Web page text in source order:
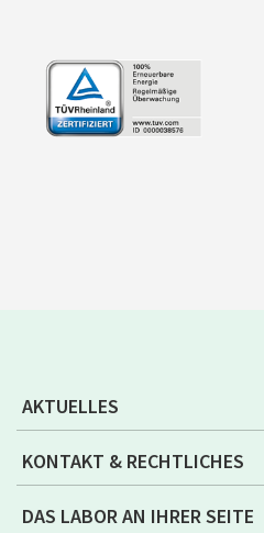
AKTUELLES
KONTAKT & RECHTLICHES
DAS LABOR AN IHRER SEITE